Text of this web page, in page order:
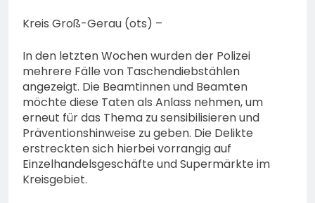
H. weiterhin vermisst –
Erneute Veröffentlichung
6. August 2026
Kreis Groß-Gerau (ots) –
In den letzten Wochen wurden der Polizei
mehrere Fälle von Taschendiebstählen
angezeigt. Die Beamtinnen und Beamten
möchte diese Taten als Anlass nehmen, um
erneut für das Thema zu sensibilisieren und
Präventionshinweise zu geben. Die Delikte
erstreckten sich hierbei vorrangig auf
Einzelhandelsgeschäfte und Supermärkte im
Kreisgebiet.